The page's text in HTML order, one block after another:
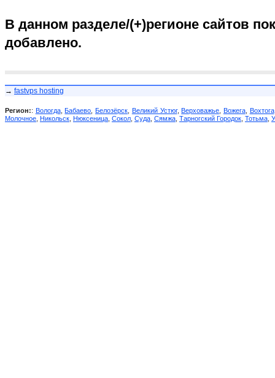
В данном разделе/(+)регионе сайтов
добавлено.
→ fastvps hosting
Регион:: Вологда,Бабаево ,Белозёрск Великий Устюг,Верховажье Вожега, Вохтога
Молочное Никольск Нюксеница Сокол Суда Сямжа Тарногский Городок Тотьма